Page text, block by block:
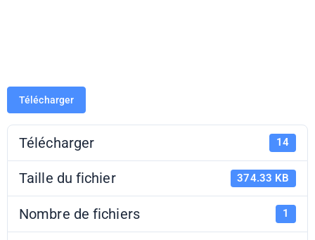
Télécharger
Télécharger 14
Taille du fichier 374.33 KB
Nombre de fichiers 1